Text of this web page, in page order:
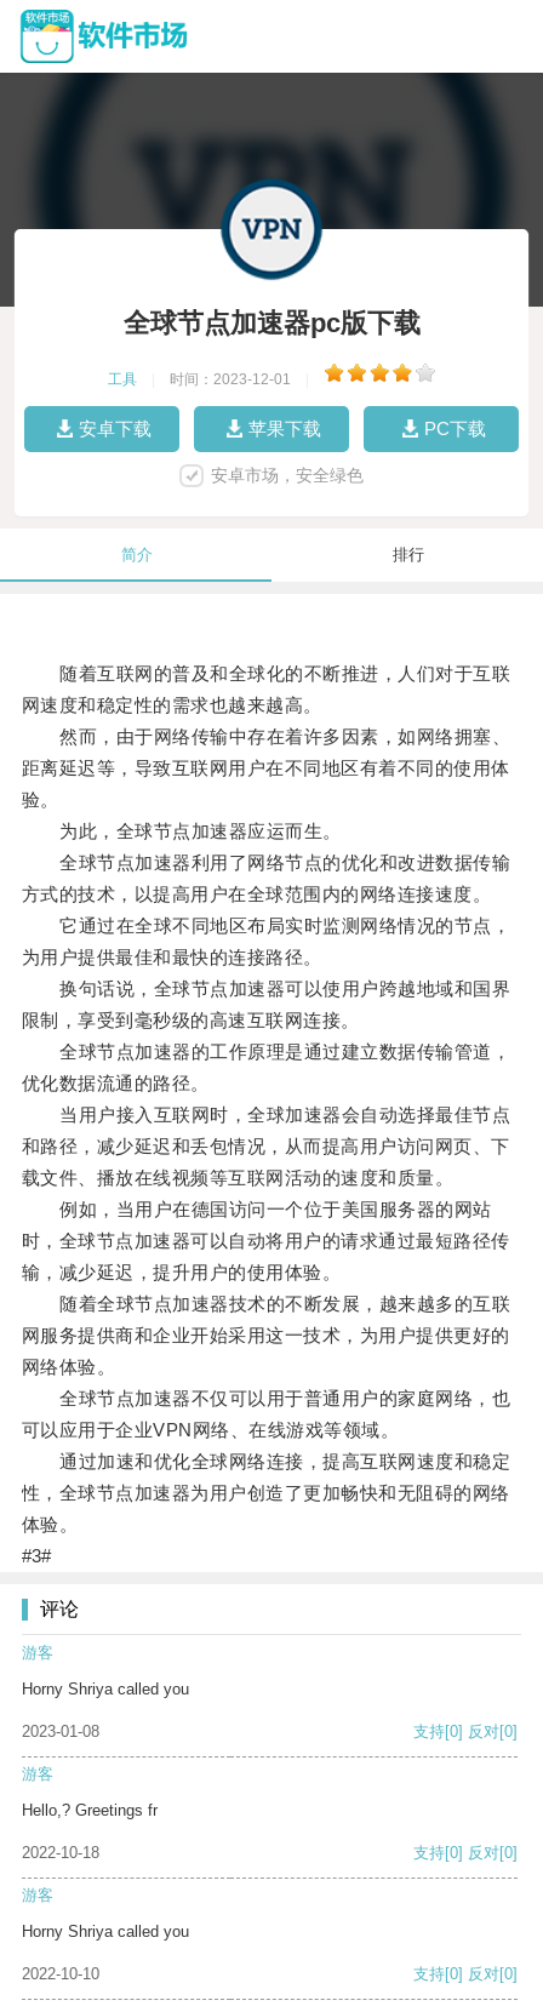
全球节点加速器pc版下载
工具 时间：2023-12-01
安卓下载 苹果下载 PC下载
安卓市场，安全绿色
简介 排行
随着互联网的普及和全球化的不断推进，人们对于互联
网速度和稳定性的需求也越来越高。
然而，由于网络传输中存在着许多因素，如网络拥塞、
距离延迟等，导致互联网用户在不同地区有着不同的使用体
验。
为此，全球节点加速器应运而生。
全球节点加速器利用了网络节点的优化和改进数据传输
方式的技术，以提高用户在全球范围内的网络连接速度。
它通过在全球不同地区布局实时监测网络情况的节点，
为用户提供最佳和最快的连接路径。
换句话说，全球节点加速器可以使用户跨越地域和国界
限制，享受到毫秒级的高速互联网连接。
全球节点加速器的工作原理是通过建立数据传输管道，
优化数据流通的路径。
当用户接入互联网时，全球加速器会自动选择最佳节点
和路径，减少延迟和丢包情况，从而提高用户访问网页、下
载文件、播放在线视频等互联网活动的速度和质量。
例如，当用户在德国访问一个位于美国服务器的网站
时，全球节点加速器可以自动将用户的请求通过最短路径传
输，减少延迟，提升用户的使用体验。
随着全球节点加速器技术的不断发展，越来越多的互联
网服务提供商和企业开始采用这一技术，为用户提供更好的
网络体验。
全球节点加速器不仅可以用于普通用户的家庭网络，也
可以应用于企业VPN网络、在线游戏等领域。
通过加速和优化全球网络连接，提高互联网速度和稳定
性，全球节点加速器为用户创造了更加畅快和无阻碍的网络
体验。
#3#
评论
游客
Horny Shriya called you
2023-01-08 支持[0] 反对[0]
游客
Hello,? Greetings fr
2022-10-18 支持[0] 反对[0]
游客
Horny Shriya called you
2022-10-10 支持[0] 反对[0]